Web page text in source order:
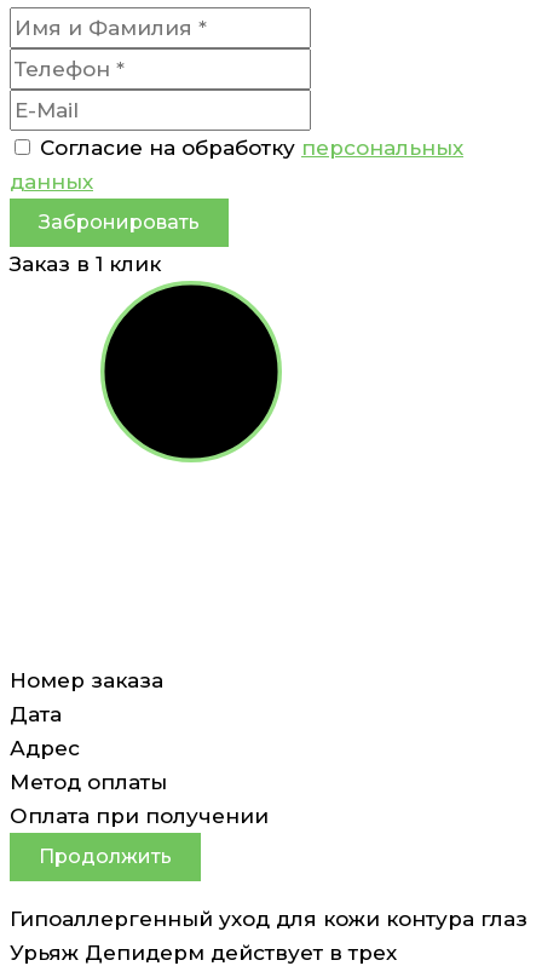
Согласие на обработку персональных
данных
Забронировать
Заказ в 1 клик
Номер заказа
Дата
Адрес
Метод оплаты
Оплата при получении
Продолжить
Гипоаллергенный уход для кожи контура глаз
Урьяж Депидерм действует в трех